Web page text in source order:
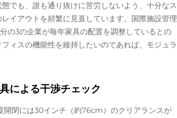
でも、誰も通り抜けに苦労しないよう、十分なス
イアウトを頻繁に見直しています。国際施設管理
の3の企業が毎年家具の配置を調整しているとの
ィスの機能性を維持したいのであれば、モジュラ
による干渉チェック
閉には30インチ（約76cm）のクリアランスが